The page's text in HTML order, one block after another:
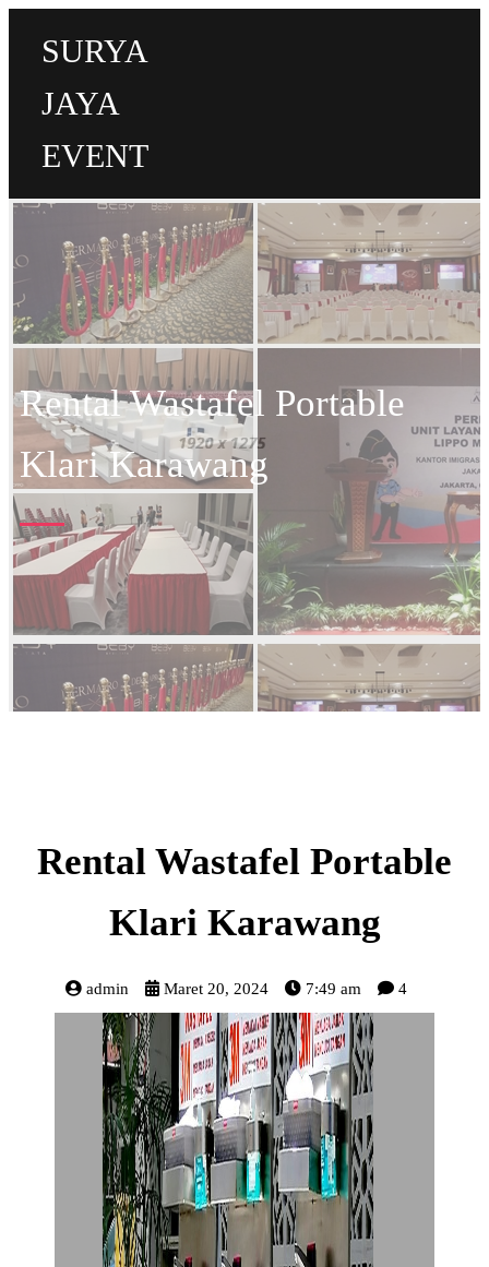
SURYA
JAYA
EVENT
Rental Wastafel Portable
Klari Karawang
Rental Wastafel Portable
Klari Karawang
admin Maret 20, 2024 7:49 am 4